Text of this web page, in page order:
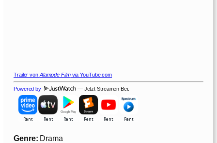
Trailer von Alamode Filmvia YouTube.com
Powered by — Jetzt Streamen Bei:
Genre: Drama